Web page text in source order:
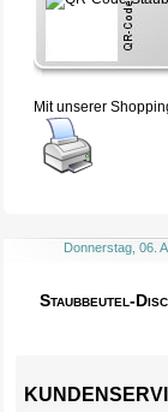
Mit unserer
Donnerstag, 06.
Staubbeutel-